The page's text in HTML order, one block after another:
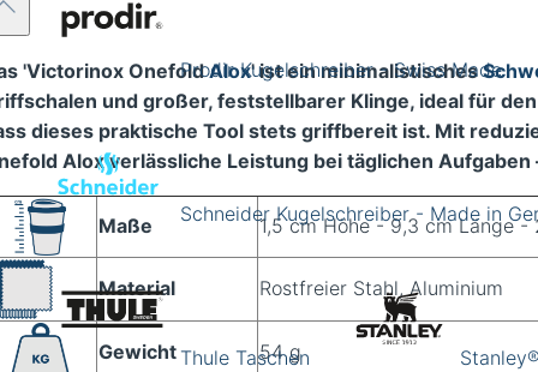
Prodir Kugelschreiber - Swiss Made
Schneider Kugelschreiber - Made in
Thule Taschen
'Victorinox OnefoldAlox' ist ein minimalistisches
und großer, feststellbarer Klinge, ideal für
dieses praktische Tool stets griffbereit ist. Mit
Alox verlässliche Leistung bei täglichen
Maße 1,5 cm Höhe - 9,3 cm Länge -
Material Rostfreier Stahl, Aluminium
Gewicht 54 g